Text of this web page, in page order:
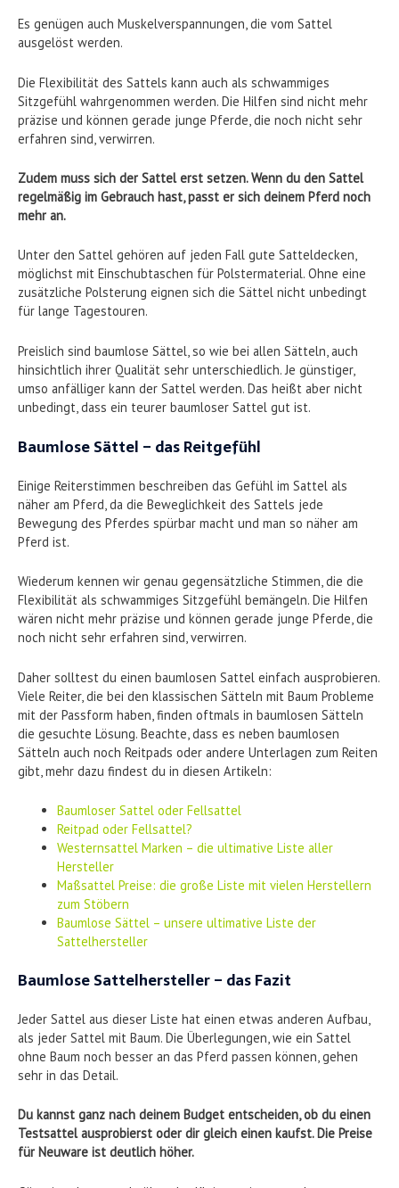
Es genügen auch Muskelverspannungen, die vom Sattel
ausgelöst werden.
Die Flexibilität des Sattels kann auch als schwammiges
Sitzgefühl wahrgenommen werden. Die Hilfen sind nicht mehr
präzise und können gerade junge Pferde, die noch nicht sehr
erfahren sind, verwirren.
Zudem muss sich der Sattel erst setzen. Wenn du den Sattel
regelmäßig im Gebrauch hast, passt er sich deinem Pferd noch
mehr an.
Unter den Sattel gehören auf jeden Fall gute Satteldecken,
möglichst mit Einschubtaschen für Polstermaterial. Ohne eine
zusätzliche Polsterung eignen sich die Sättel nicht unbedingt
für lange Tagestouren.
Preislich sind baumlose Sättel, so wie bei allen Sätteln, auch
hinsichtlich ihrer Qualität sehr unterschiedlich. Je günstiger,
umso anfälliger kann der Sattel werden. Das heißt aber nicht
unbedingt, dass ein teurer baumloser Sattel gut ist.
Baumlose Sättel – das Reitgefühl
Einige Reiterstimmen beschreiben das Gefühl im Sattel als
näher am Pferd, da die Beweglichkeit des Sattels jede
Bewegung des Pferdes spürbar macht und man so näher am
Pferd ist.
Wiederum kennen wir genau gegensätzliche Stimmen, die die
Flexibilität als schwammiges Sitzgefühl bemängeln. Die Hilfen
wären nicht mehr präzise und können gerade junge Pferde, die
noch nicht sehr erfahren sind, verwirren.
Daher solltest du einen baumlosen Sattel einfach ausprobieren.
Viele Reiter, die bei den klassischen Sätteln mit Baum Probleme
mit der Passform haben, finden oftmals in baumlosen Sätteln
die gesuchte Lösung. Beachte, dass es neben baumlosen
Sätteln auch noch Reitpads oder andere Unterlagen zum Reiten
gibt, mehr dazu findest du in diesen Artikeln:
Baumloser Sattel oder Fellsattel
Reitpad oder Fellsattel?
Westernsattel Marken – die ultimative Liste aller
Hersteller
Maßsattel Preise: die große Liste mit vielen Herstellern
zum Stöbern
Baumlose Sättel – unsere ultimative Liste der
Sattelhersteller
Baumlose Sattelhersteller – das Fazit
Jeder Sattel aus dieser Liste hat einen etwas anderen Aufbau,
als jeder Sattel mit Baum. Die Überlegungen, wie ein Sattel
ohne Baum noch besser an das Pferd passen können, gehen
sehr in das Detail.
Du kannst ganz nach deinem Budget entscheiden, ob du einen
Testsattel ausprobierst oder dir gleich einen kaufst. Die Preise
für Neuware ist deutlich höher.